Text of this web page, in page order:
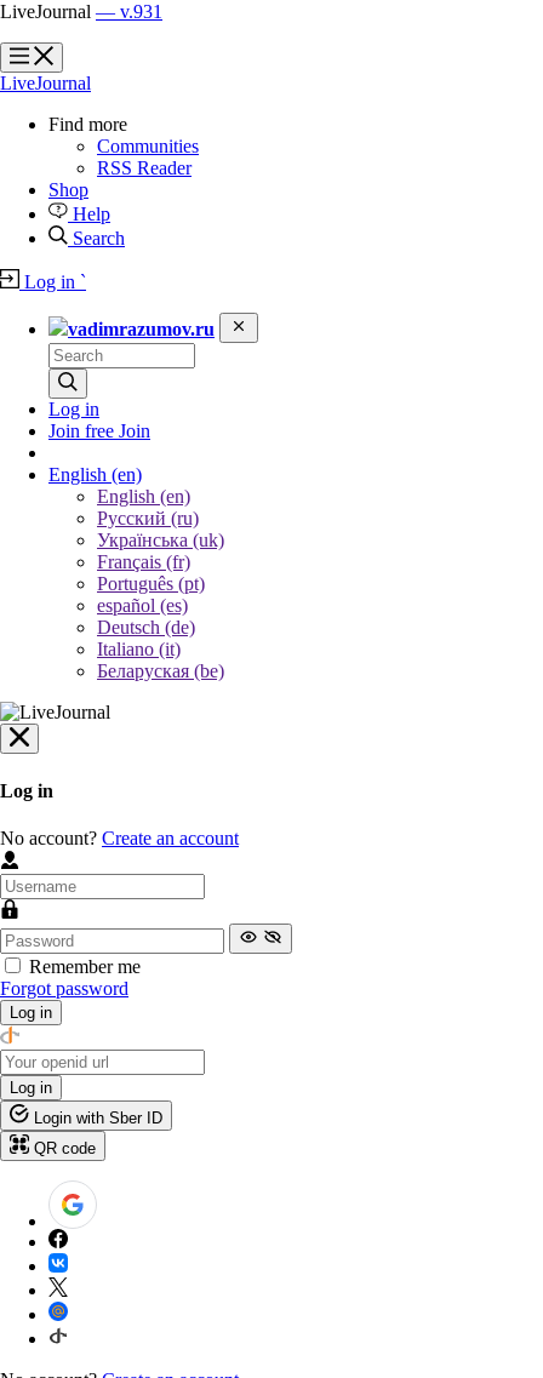
LiveJournal — v.931
?
?
LiveJournal
Find more
Communities
RSS Reader
Shop
Help
Search
Log in `
vadimrazumov.ru
Log in
Join free Join
English (en)
English (en)
Русский (ru)
Українська (uk)
Français (fr)
Português (pt)
español (es)
Deutsch (de)
Italiano (it)
Беларуская (be)
Log in
No account? Create an account
Remember me
Forgot password
Log in
Log in
Login with Sber ID
QR code